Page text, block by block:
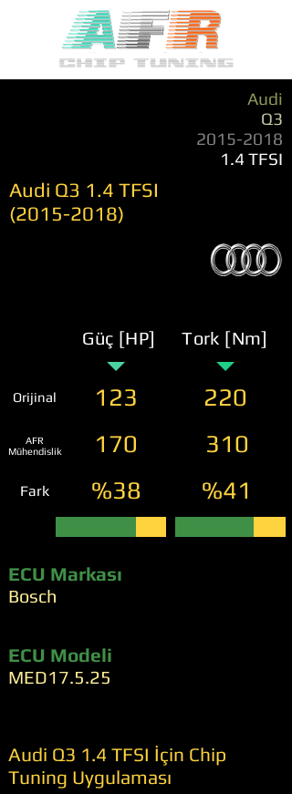
Audi
Q3
2015-2018
1.4 TFSI
Audi Q3 1.4 TFSI
(2015-2018)
Güç [HP] Tork [Nm]
Orijinal 123 220
AFR
Mühendislik
170 310
Fark %38 %41
ECU Markası
Bosch
ECU Modeli
MED17.5.25
Audi Q3 1.4 TFSI İçin Chip
Tuning Uygulaması